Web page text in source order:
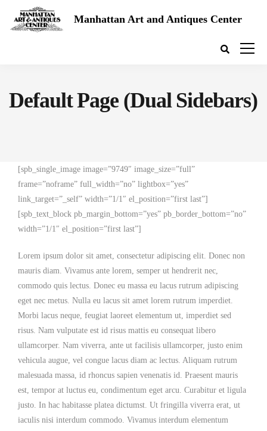
Manhattan Art and Antiques Center
Default Page (Dual Sidebars)
[spb_single_image image=”9749″ image_size=”full”
frame=”noframe” full_width=”no” lightbox=”yes”
link_target=”_self” width=”1/1″ el_position=”first last”]
[spb_text_block pb_margin_bottom=”yes” pb_border_bottom=”no”
width=”1/1″ el_position=”first last”]
Lorem ipsum dolor sit amet, consectetur adipiscing elit. Donec non
mauris diam. Vivamus ante lorem, semper ut hendrerit nec,
commodo quis lectus. Donec eu massa eu lacus rutrum adipiscing
eget nec metus. Nulla eu lacus sit amet lorem rutrum imperdiet.
Morbi lacus neque, feugiat laoreet elementum ut, imperdiet sed
risus. Nam vulputate est id risus mattis eu consequat libero
ullamcorper. Nam viverra, ante ut facilisis ullamcorper, justo enim
vehicula augue, vel congue lacus diam ac lectus. Aliquam rutrum
malesuada massa, id rhoncus sapien venenatis id. Praesent mauris
est, tempor at luctus eu, condimentum eget arcu. Curabitur et ligula
justo. In hac habitasse platea dictumst. Ut fringilla viverra erat, ut
iaculis nisi interdum commodo. Vivamus interdum elementum